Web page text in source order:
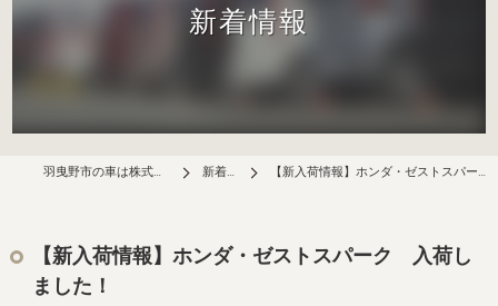
新着情報
羽曳野市の車は株式会社ミューズ 新着情報 【新入荷情報】ホンダ・ゼストスパーク 入荷しました！
【新入荷情報】ホンダ・ゼストスパーク 入荷し
ました！